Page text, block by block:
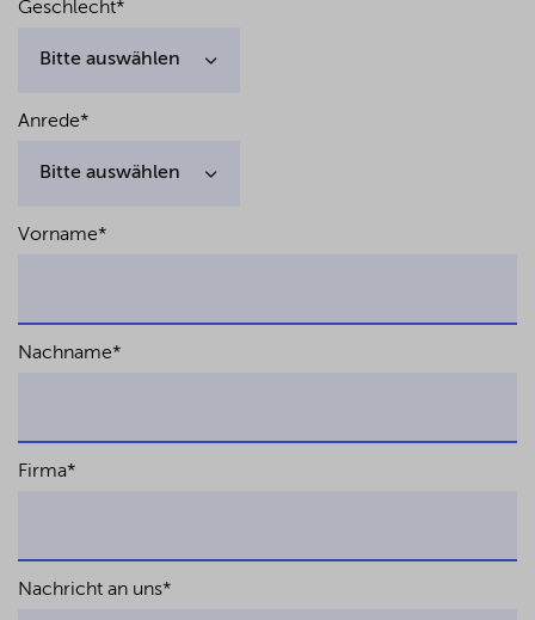
Geschlecht*
Anrede*
Vorname*
Nachname*
Firma*
Nachricht an uns*